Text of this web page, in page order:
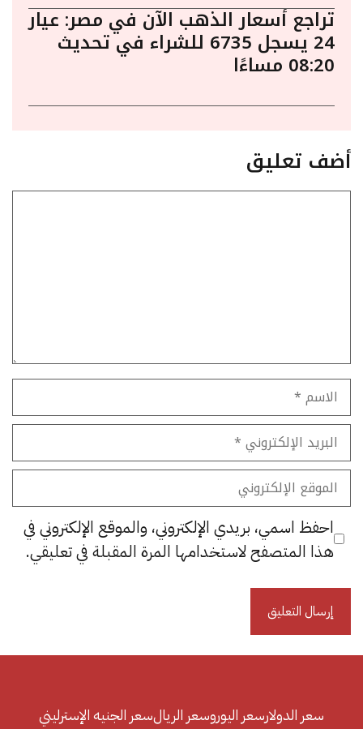
تراجع أسعار الذهب الآن في مصر: عيار
24 يسجل 6735 للشراء في تحديث
08:20 مساءًا
أضف تعليق
الاسم
البريد
الإلكتروني
الموقع
الإلكتروني
احفظ اسمي، بريدي الإلكتروني، والموقع الإلكتروني في
هذا المتصفح لاستخدامها المرة المقبلة في تعليقي.
سعر الدولارسعر اليوروسعر الريالسعر الجنيه الإسترليني